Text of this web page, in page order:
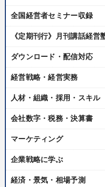
会社のパフォーマンスを高める
経営リーダーの考え方と戦略を
「利上げ時代の最新・銀行対
予測と株式投資」最新刊
経済・景気・相場予測
経営者のための《音声・動画
業種
製造業 卸売・小売・飲食業
全国経営者セミナー収録
《定期刊行》月刊講話経営
ダウンロード・配信対応
経営戦略・経営実務
人材・組織・採用・スキル
会社数字・税務・決算書
マーケティング
企業戦略に学ぶ
経済・景気・相場予測